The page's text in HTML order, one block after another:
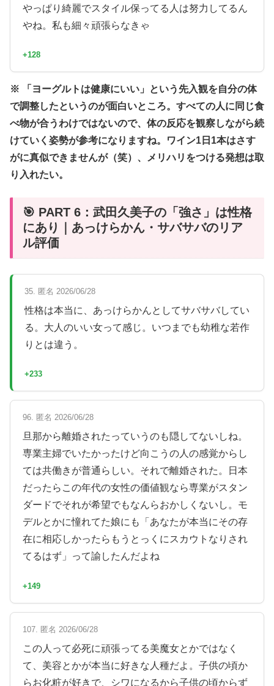
やっぱり綺麗でスタイル保ってる人は努力してるん
やね。私も細々頑張らなきゃ
+128
※ 「ヨーグルトは健康にいい」という先入観を自分の体
で調整したというのが面白いところ。すべての人に同じ食
べ物が合うわけではないので、体の反応を観察しながら続
けていく姿勢が参考になりますね。ワイン1日1本はさす
がに真似できませんが（笑）、メリハリをつける発想は取
り入れたい。
🎯 PART 6：武田久美子の「強さ」は性格
にあり｜あっけらかん・サバサバのリア
ル評価
35. 匿名 2026/06/28
性格は本当に、あっけらかんとしてサバサバしてい
る。大人のいい女って感じ。いつまでも幼稚な若作
りとは違う。
+233
96. 匿名 2026/06/28
旦那から離婚されたっていうのも隠してないしね。
専業主婦でいたかったけど向こうの人の感覚からし
ては共働きが普通らしい。それで離婚された。日本
だったらこの年代の女性の価値観なら専業がスタン
ダードでそれが希望でもなんらおかしくないし。モ
デルとかに憧れてた娘にも「あなたが本当にその存
在に相応しかったらもうとっくにスカウトなりされ
てるはず」って諭したんだよね
+149
107. 匿名 2026/06/28
この人って必死に頑張ってる美魔女とかではなく
て、美容とかが本当に好きな人種だよ。子供の頃か
らお化粧が好きで、シワになるから子供の頃からず